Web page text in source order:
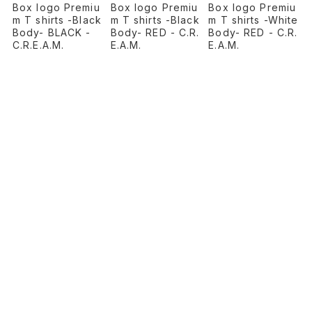
Box logo Premiu
m T shirts -Black
Body- BLACK -
C.R.E.A.M.
Box logo Premiu
m T shirts -Black
Body- RED - C.R.
E.A.M.
Box logo Premiu
m T shirts -White
Body- RED - C.R.
E.A.M.